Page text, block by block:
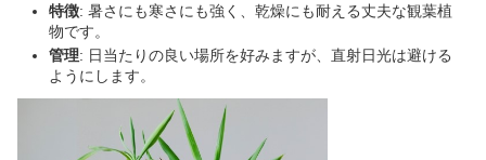
特徴: 暑さにも寒さにも強く、乾燥にも耐える丈夫な観葉植
物です。
管理: 日当たりの良い場所を好みますが、直射日光は避ける
ようにします。